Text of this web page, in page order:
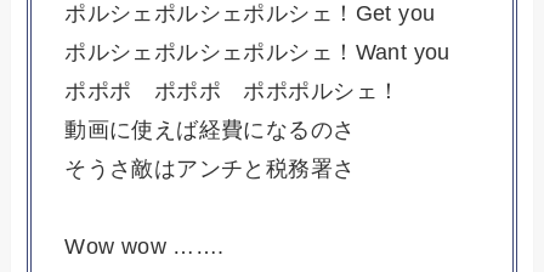
ポルシェポルシェポルシェ！Get you
ポルシェポルシェポルシェ！Want you
ポポポ ポポポ ポポポルシェ！
動画に使えば経費になるのさ
そうさ敵はアンチと税務署さ
Wow wow …….